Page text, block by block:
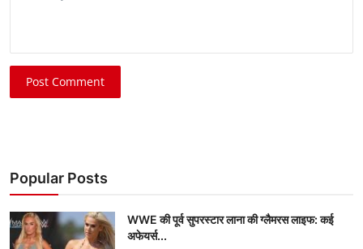
Post Comment
Popular Posts
WWE की पूर्व सुपरस्टार लाना की ग्लैमरस लाइफ: कई
अफेयर्स...